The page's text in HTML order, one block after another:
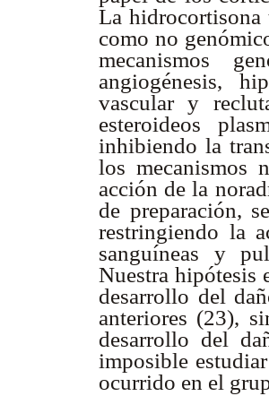
La hidrocortisona
como no
mecanismos
angiogénesis,
vascular y
esteroideos
inhibiendo la
los mecanismos
acción de la
de preparación,
restringiendo la
sanguíneas y
Nuestra hipótesis
desarrollo del
anteriores (23),
desarrollo del
imposible
ocurrido en el